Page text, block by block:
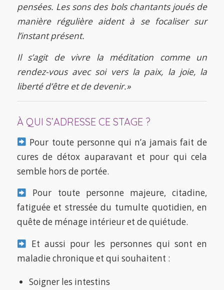
pensées. Les sons des bols chantants joués de
manière régulière aident à se focaliser sur
l’instant présent.
Il s’agit de vivre la méditation comme un
rendez-vous avec soi vers la paix, la joie, la
liberté d’être et de devenir.»
À QUI S’ADRESSE CE STAGE ?
Pour toute personne qui n’a jamais fait de
cures de détox auparavant et pour qui cela
semble hors de portée.
Pour toute personne majeure, citadine,
fatiguée et stressée du tumulte quotidien, en
quête de ménage intérieur et de quiétude.
Et aussi pour les personnes qui sont en
maladie chronique et qui souhaitent :
Soigner les intestins